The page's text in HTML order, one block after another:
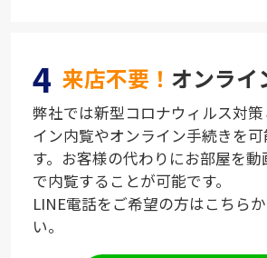
4 来店不要！ オンライ
弊社では新型コロナウィルス対
イン内覧やオンライン手続きを可
す。お客様の代わりにお部屋を
で内覧することが可能です。
LINE電話をご希望の方はこちら
い。